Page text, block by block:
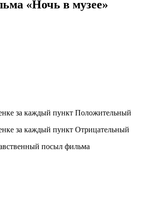
«Ночь в музее»
за каждый пункт Положительный
за каждый пункт Отрицательный
посыл фильма